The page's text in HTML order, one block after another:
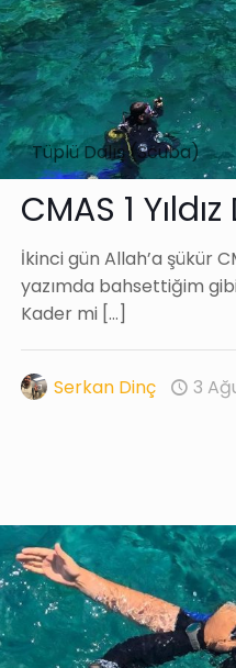
Tüplü Dalış (Scuba)
CMAS 1
İkinci gün Allah’a şükür
yazımda bahsettiğim
Kader mi[…]
Serkan Dinç 3